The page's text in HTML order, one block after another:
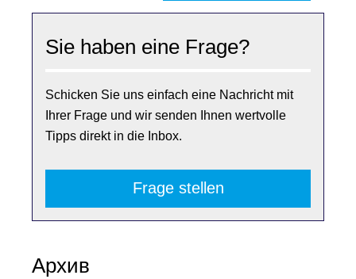
Sie haben eine Frage?
Schicken Sie uns einfach eine Nachricht mit
Ihrer Frage und wir senden Ihnen wertvolle
Tipps direkt in die Inbox.
Frage stellen
Архив